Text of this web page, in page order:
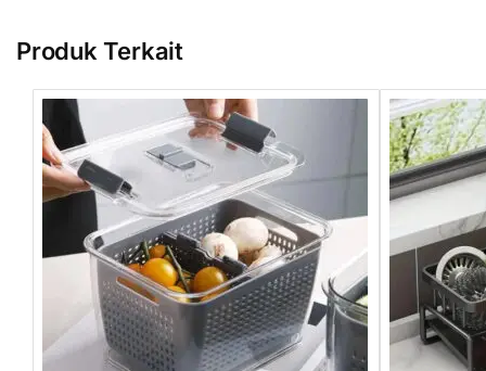
Produk Terkait